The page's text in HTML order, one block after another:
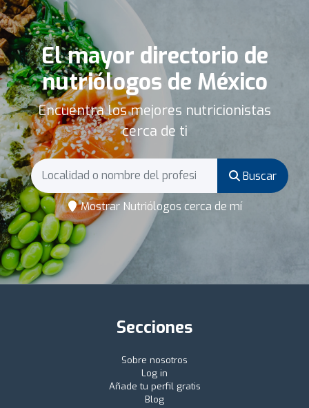
El mayor directorio de
nutriólogos de México
Encuentra los mejores nutricionistas
cerca de ti
Buscar
Mostrar Nutriólogos cerca de mí
Secciones
Sobre nosotros
Log in
Añade tu perfil gratis
Blog